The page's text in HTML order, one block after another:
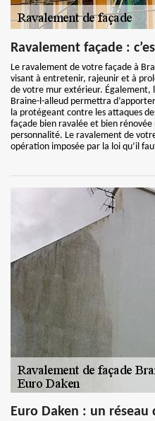
Ravalement façade :
Le ravalement de votre façade à
visant à entretenir, rajeunir et à
de votre mur extérieur. Également,
Braine-l-alleud permettra
la protégeant contre les attaques
façade bien ravalée et bien
personnalité. Le ravalement de
opération imposée par la loi qu’il
Euro Daken : un réseau